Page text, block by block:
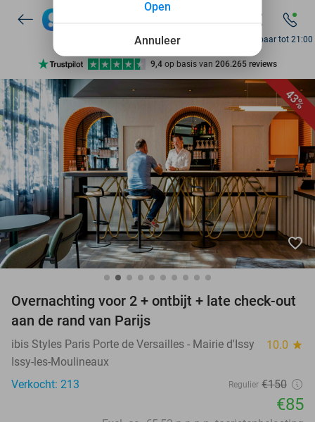
7 dagen per week beschikbaar
10+ miljoen leden
9,4 op basis van 206.265 reviews
7 dagen per week beschikbaar
10+ miljoen leden
Bereikbaar tot 21:00
43%
favorite_border
Overnachting voor 2 + ontbijt + late check-out
aan de rand van Parijs
ibis Styles Paris Porte de Versailles - Mairie d'Issy 10.0 star
Issy-les-Moulineaux
Verkocht: 213
Regulier €150
€85
Annuleer
Open